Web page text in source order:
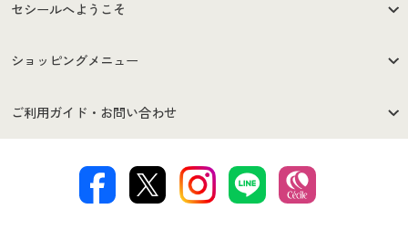
セシールへようこそ
はじめての方へ
セシールご利用規約
著作権・商標について 会社案内
ショッピングメニュー
商品カテゴリ
ご利用ガイド・お問い合わせ
交換・返品は お支払は